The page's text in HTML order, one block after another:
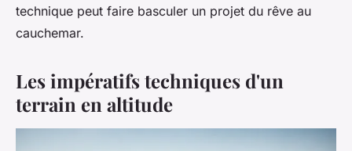
technique peut faire basculer un projet du rêve au
cauchemar.
Les impératifs techniques d'un
terrain en altitude